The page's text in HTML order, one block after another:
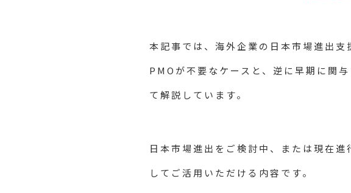
本記事では、海外企業の日本市場進出支
PMOが不要なケースと、逆に早期に関
て解説しています。
日本市場進出をご検討中、または現在
してご活用いただける内容です。